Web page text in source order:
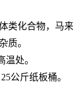
类化合物，马
质。
处。
公斤纸板桶。